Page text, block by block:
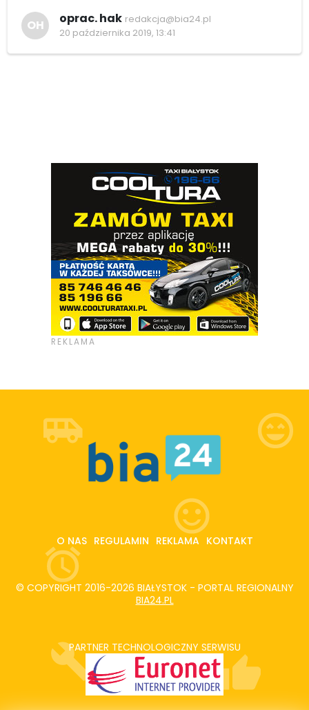
OH oprac. hak redakcja@bia24.pl
20 października 2019, 13:41
O NAS REGULAMIN REKLAMA KONTAKT
© COPYRIGHT 2016-2026 BIAŁYSTOK - PORTAL REGIONALNY
BIA24.PL
PARTNER TECHNOLOGICZNY SERWISU